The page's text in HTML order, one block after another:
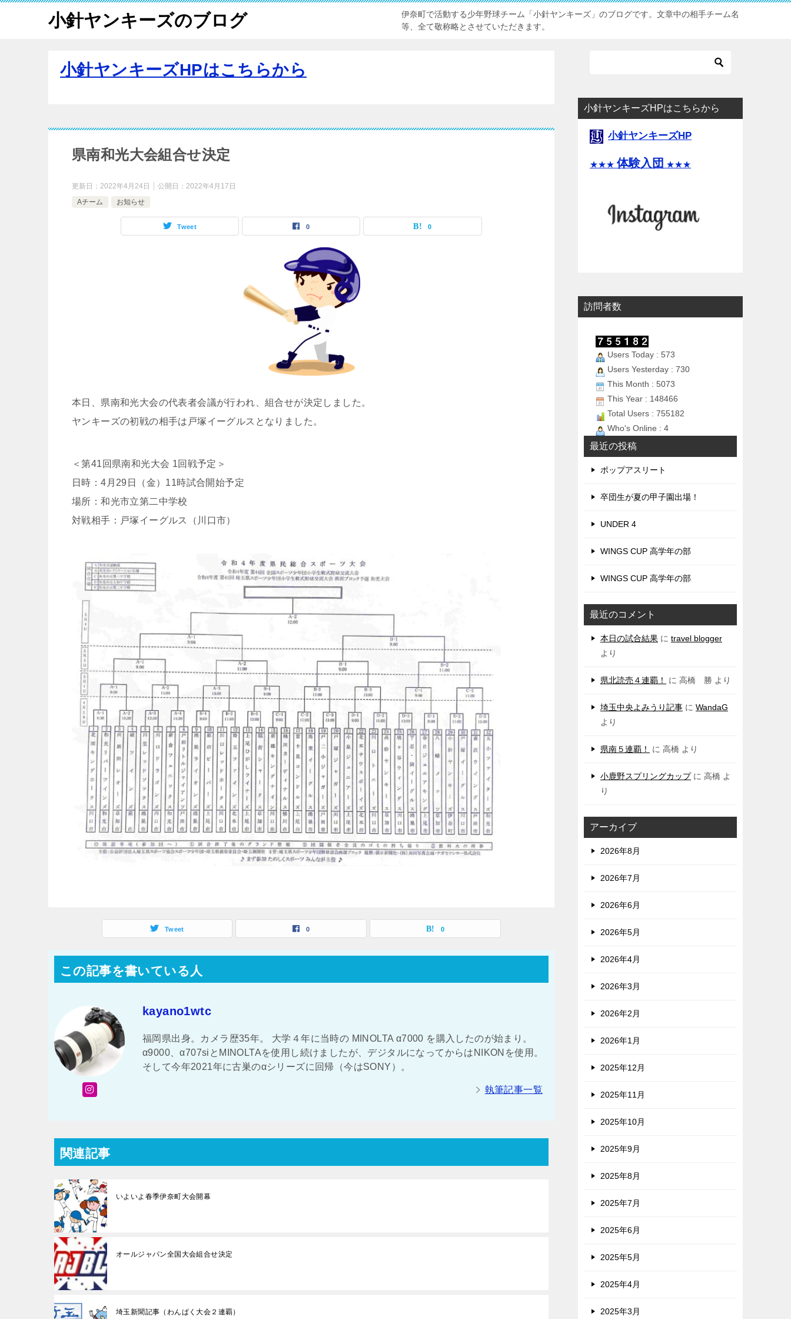
小針ヤンキーズのブログ
伊奈町で活動する少年野球チーム「小針ヤンキーズ」のブログです。文章中の相手チーム名
等、全て敬称略とさせていただきます。
小針ヤンキーズHPはこちらから
県南和光大会組合せ決定
更新日： 2022年4月24日 公開日： 2022年4月17日
Aチーム
お知らせ
Tweet 0 0
本日、県南和光大会の代表者会議が行われ、組合せが決定しました。
ヤンキーズの初戦の相手は戸塚イーグルスとなりました。
＜第41回県南和光大会 1回戦予定＞
日時：4月29日（金）11時試合開始予定
場所：和光市立第二中学校
対戦相手：戸塚イーグルス（川口市）
Tweet 0 0
この記事を書いている人
kayano1wtc
福岡県出身。カメラ歴35年。 大学４年に当時の MINOLTA α7000 を購入したのが始まり。
α9000、α707siとMINOLTAを使用し続けましたが、デジタルになってからはNIKONを使用。
そして今年2021年に古巣のαシリーズに回帰（今はSONY）。
執筆記事一覧
関連記事
いよいよ春季伊奈町大会開幕
オールジャパン全国大会組合せ決定
埼玉新聞記事（わんぱく大会２連覇）
小針ヤンキーズHPはこちらから
小針ヤンキーズHP
★★★ 体験入団 ★★★
訪問者数
Users Today : 573
Users Yesterday : 730
This Month : 5073
This Year : 148466
Total Users : 755182
Who's Online : 4
最近の投稿
ポップアスリート
卒団生が夏の甲子園出場！
UNDER 4
WINGS CUP 高学年の部
WINGS CUP 高学年の部
最近のコメント
本日の試合結果 に travel blogger
より
県北読売４連覇！ に 高橋 勝 より
埼玉中央よみうり記事 に WandaG
より
県南５連覇！ に 高橋 より
小鹿野スプリングカップに 高橋 よ
り
アーカイブ
2026年8月
2026年7月
2026年6月
2026年5月
2026年4月
2026年3月
2026年2月
2026年1月
2025年12月
2025年11月
2025年10月
2025年9月
2025年8月
2025年7月
2025年6月
2025年5月
2025年4月
2025年3月